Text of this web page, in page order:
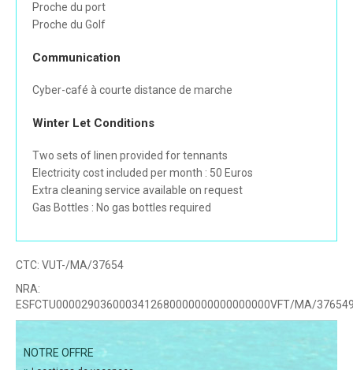
Proche du port
Proche du Golf
Communication
Cyber-café à courte distance de marche
Winter Let Conditions
Two sets of linen provided for tennants
Electricity cost included per month : 50 Euros
Extra cleaning service available on request
Gas Bottles : No gas bottles required
CTC: VUT-/MA/37654
NRA:
ESFCTU0000290360003412680000000000000000VFT/MA/
NOTRE OFFRE